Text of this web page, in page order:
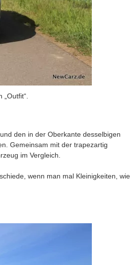
den in der Oberkante desselbigen
Gemeinsam mit der trapezartig
im Vergleich.
wenn man mal Kleinigkeiten, wie